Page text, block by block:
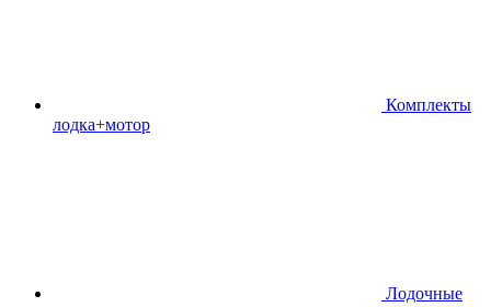
Комплекты
лодка+мотор
Лодочные